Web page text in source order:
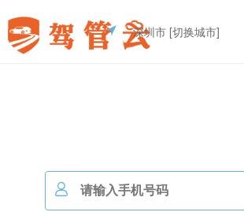
深圳市 [切换城市]